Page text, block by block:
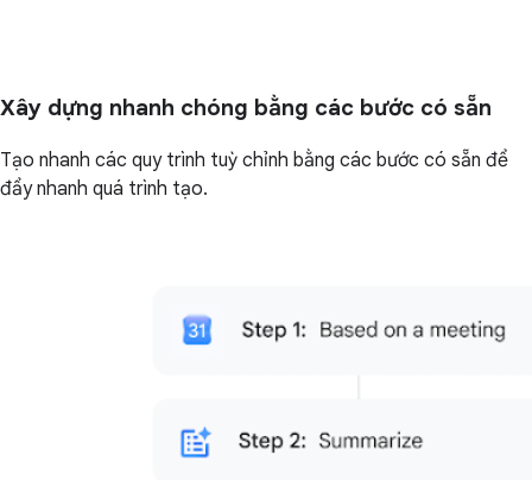
Xây dựng nhanh chóng bằng các bước có sẵn
Tạo nhanh các quy trình tuỳ chỉnh bằng các bước có sẵn để
đẩy nhanh quá trình tạo.